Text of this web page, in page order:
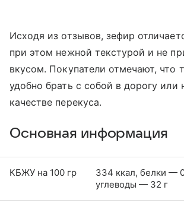
Исходя из отзывов, зефир
при этом нежной текстурой и не
вкусом. Покупатели отмечают, что
удобно брать с собой в дорогу или
качестве перекуса.
Основная информация
КБЖУ на 100 гр
334 ккал, белки —
углеводы — 32 г